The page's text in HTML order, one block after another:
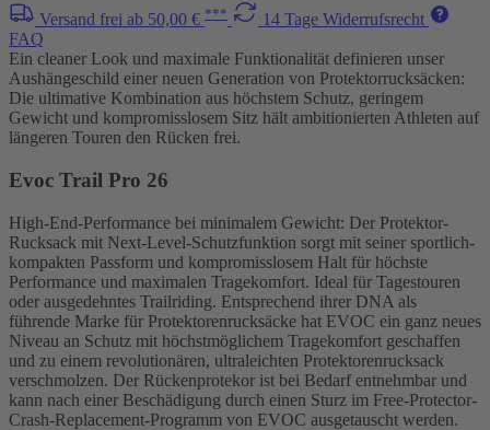
Versand frei ab 50,00 € ***
14 Tage Widerrufsrecht
FAQ
Ein cleaner Look und maximale Funktionalität definieren unser
Aushängeschild einer neuen Generation von Protektorrucksäcken:
Die ultimative Kombination aus höchstem Schutz, geringem
Gewicht und kompromisslosem Sitz hält ambitionierten Athleten auf
längeren Touren den Rücken frei.
Evoc Trail Pro 26
High-End-Performance bei minimalem Gewicht: Der Protektor-
Rucksack mit Next-Level-Schutzfunktion sorgt mit seiner sportlich-
kompakten Passform und kompromisslosem Halt für höchste
Performance und maximalen Tragekomfort. Ideal für Tagestouren
oder ausgedehntes Trailriding. Entsprechend ihrer DNA als
führende Marke für Protektorenrucksäcke hat EVOC ein ganz neues
Niveau an Schutz mit höchstmöglichem Tragekomfort geschaffen
und zu einem revolutionären, ultraleichten Protektorenrucksack
verschmolzen. Der Rückenprotekor ist bei Bedarf entnehmbar und
kann nach einer Beschädigung durch einen Sturz im Free-Protector-
Crash-Replacement-Programm von EVOC ausgetauscht werden.